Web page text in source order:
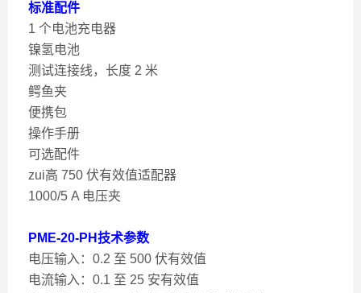
标准配件
1 个电池充电器
镍氢电池
测试连接线，长度 2 米
鳄鱼夹
便携包
操作手册
可选配件
zui高 750 伏有效值适配器
1000/5 A 电压夹
PME-20-PH技术参数
电压输入：0.2 至 500 伏有效值
电流输入：0.1 至 25 安有效值